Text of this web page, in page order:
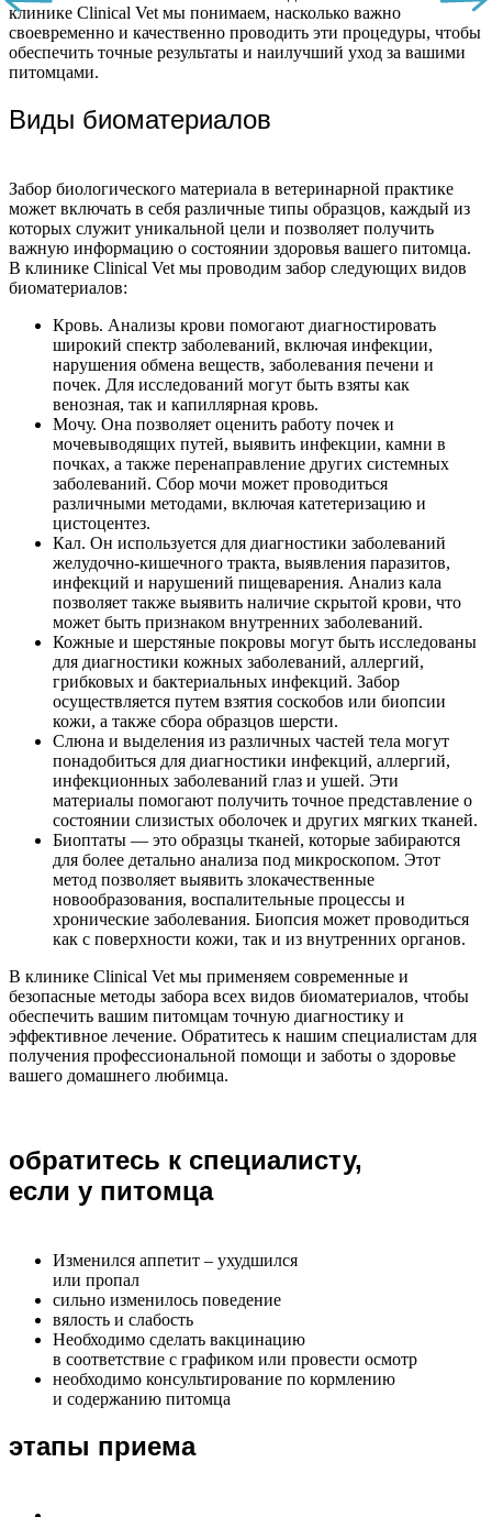
клинике Clinical Vet мы понимаем, насколько важно
своевременно и качественно проводить эти процедуры, чтобы
обеспечить точные результаты и наилучший уход за вашими
питомцами.
Виды биоматериалов
Забор биологического материала в ветеринарной практике
может включать в себя различные типы образцов, каждый из
которых служит уникальной цели и позволяет получить
важную информацию о состоянии здоровья вашего питомца.
В клинике Clinical Vet мы проводим забор следующих видов
биоматериалов:
Кровь. Анализы крови помогают диагностировать
широкий спектр заболеваний, включая инфекции,
нарушения обмена веществ, заболевания печени и
почек. Для исследований могут быть взяты как
венозная, так и капиллярная кровь.
Мочу. Она позволяет оценить работу почек и
мочевыводящих путей, выявить инфекции, камни в
почках, а также перенаправление других системных
заболеваний. Сбор мочи может проводиться
различными методами, включая катетеризацию и
цистоцентез.
Кал. Он используется для диагностики заболеваний
желудочно-кишечного тракта, выявления паразитов,
инфекций и нарушений пищеварения. Анализ кала
позволяет также выявить наличие скрытой крови, что
может быть признаком внутренних заболеваний.
Кожные и шерстяные покровы могут быть исследованы
для диагностики кожных заболеваний, аллергий,
грибковых и бактериальных инфекций. Забор
осуществляется путем взятия соскобов или биопсии
кожи, а также сбора образцов шерсти.
Слюна и выделения из различных частей тела могут
понадобиться для диагностики инфекций, аллергий,
инфекционных заболеваний глаз и ушей. Эти
материалы помогают получить точное представление о
состоянии слизистых оболочек и других мягких тканей.
Биоптаты — это образцы тканей, которые забираются
для более детально анализа под микроскопом. Этот
метод позволяет выявить злокачественные
новообразования, воспалительные процессы и
хронические заболевания. Биопсия может проводиться
как с поверхности кожи, так и из внутренних органов.
В клинике Clinical Vet мы применяем современные и
безопасные методы забора всех видов биоматериалов, чтобы
обеспечить вашим питомцам точную диагностику и
эффективное лечение. Обратитесь к нашим специалистам для
получения профессиональной помощи и заботы о здоровье
вашего домашнего любимца.
обратитесь к специалисту,
если у питомца
Изменился аппетит – ухудшился
или пропал
сильно изменилось поведение
вялость и слабость
Необходимо сделать вакцинацию
в соответствие с графиком или провести осмотр
необходимо консультирование по кормлению
и содержанию питомца
этапы приема